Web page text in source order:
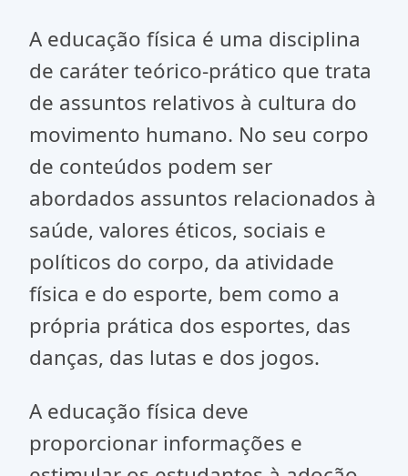
A educação física é uma disciplina
de caráter teórico-prático que trata
de assuntos relativos à cultura do
movimento humano. No seu corpo
de conteúdos podem ser
abordados assuntos relacionados à
saúde, valores éticos, sociais e
políticos do corpo, da atividade
física e do esporte, bem como a
própria prática dos esportes, das
danças, das lutas e dos jogos.
A educação física deve
proporcionar informações e